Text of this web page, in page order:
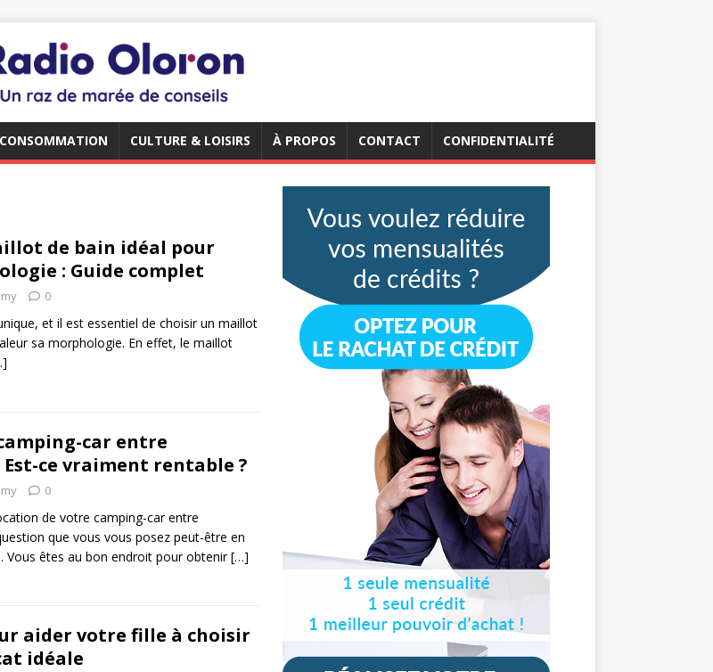
CONSOMMATION CULTURE & LOISIRS À PROPOS CONTACT CONFIDENTIALITÉ
de bain idéal pour
: Guide complet
0
et il est essentiel de choisir un maillot
sa morphologie. En effet, le maillot
car entre
ce vraiment rentable ?
0
de votre camping-car entre
que vous vous posez peut-être en
Vous êtes au bon endroit pour obtenir[…]
aider votre fille à choisir
idéale